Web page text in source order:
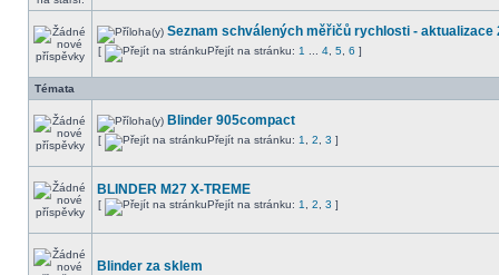
Seznam schválených měřičů rychlosti - aktualizace
[ Přejít na stránku: 1 4 5 6 ]
Témata
Blinder 905compact
[ Přejít na stránku: 1 2 3 ]
BLINDER M27 X-TREME
[ Přejít na stránku: 1 2 3 ]
Blinder za sklem